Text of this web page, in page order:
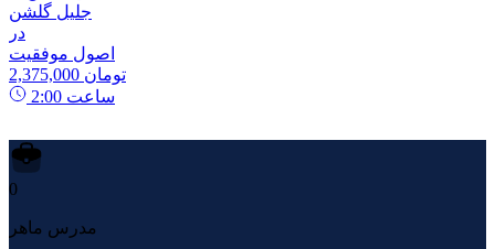
جلیل گلشن
در
اصول موفقیت
2,375,000 تومان
2:00 ساعت
0
مدرس ماهر